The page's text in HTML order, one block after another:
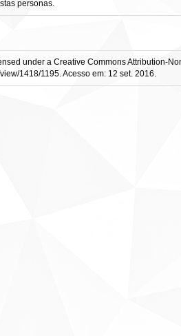
personas.
under a Creative Commons Attribution-
1418/1195. Acesso em: 12 set. 2016.